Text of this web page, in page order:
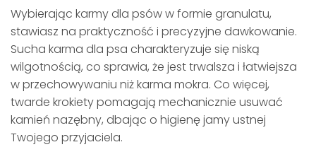
Wybierając karmy dla psów w formie granulatu,
stawiasz na praktyczność i precyzyjne dawkowanie.
Sucha karma dla psa charakteryzuje się niską
wilgotnością, co sprawia, że jest trwalsza i łatwiejsza
w przechowywaniu niż karma mokra. Co więcej,
twarde krokiety pomagają mechanicznie usuwać
kamień nazębny, dbając o higienę jamy ustnej
Twojego przyjaciela.